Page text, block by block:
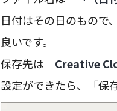
日付はその日のもので
良いです。
保存先は Creative
設定ができたら、「保